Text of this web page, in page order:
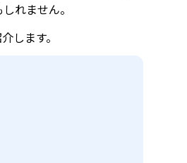
れません。
します。